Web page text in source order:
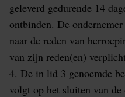
geleverd gedurende 14
ontbinden. De
naar de reden van
van zijn reden(en)
4. De in lid 3 genoemde
volgt op het sluiten van de